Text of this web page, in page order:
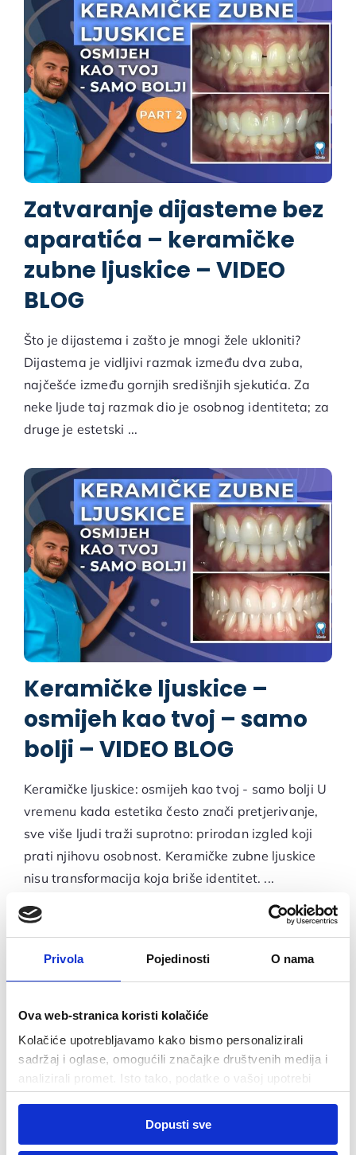
Privola Pojedinosti O nama
Ova web-stranica koristi kolačiće
Kolačiće upotrebljavamo kako bismo personalizirali
sadržaj i oglase, omogućili značajke društvenih medija i
analizirali promet. Isto tako, podatke o vašoj upotrebi
drugim podacima koje ste im pružili ili koje su prikupili
Dopusti sve
Zatvaranje dijasteme bez
aparatića – keramičke
zubne ljuskice – VIDEO
BLOG
Što je dijastema i zašto je mnogi žele ukloniti?
Dijastema je vidljivi razmak između dva zuba,
najčešće između gornjih središnjih sjekutića. Za
neke ljude taj razmak dio je osobnog identiteta; za
druge je estetski ...
Keramičke ljuskice –
osmijeh kao tvoj – samo
bolji – VIDEO BLOG
Keramičke ljuskice: osmijeh kao tvoj - samo bolji U
vremenu kada estetika često znači pretjerivanje,
sve više ljudi traži suprotno: prirodan izgled koji
prati njihovu osobnost. Keramičke zubne ljuskice
nisu transformacija koja briše identitet. ...
Za koga su keramičke